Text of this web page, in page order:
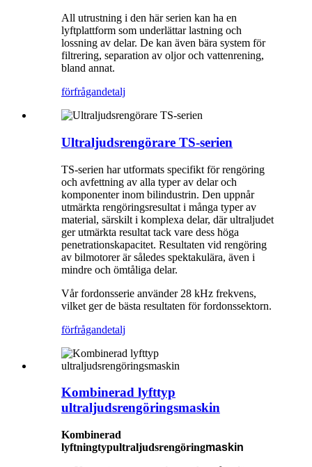
All utrustning i den här serien kan ha en
lyftplattform som underlättar lastning och
lossning av delar. De kan även bära system för
filtrering, separation av oljor och vattenrening,
bland annat.
förfrågandetalj
Ultraljudsrengörare TS-serien
TS-serien har utformats specifikt för rengöring
och avfettning av alla typer av delar och
komponenter inom bilindustrin. Den uppnår
utmärkta rengöringsresultat i många typer av
material, särskilt i komplexa delar, där ultraljudet
ger utmärkta resultat tack vare dess höga
penetrationskapacitet. Resultaten vid rengöring
av bilmotorer är således spektakulära, även i
mindre och ömtåliga delar.
Vår fordonsserie använder 28 kHz frekvens,
vilket ger de bästa resultaten för fordonssektorn.
förfrågandetalj
Kombinerad lyfttyp
ultraljudsrengöringsmaskin
Kombinerad
lyftningtypultraljudsrengöringmaskin